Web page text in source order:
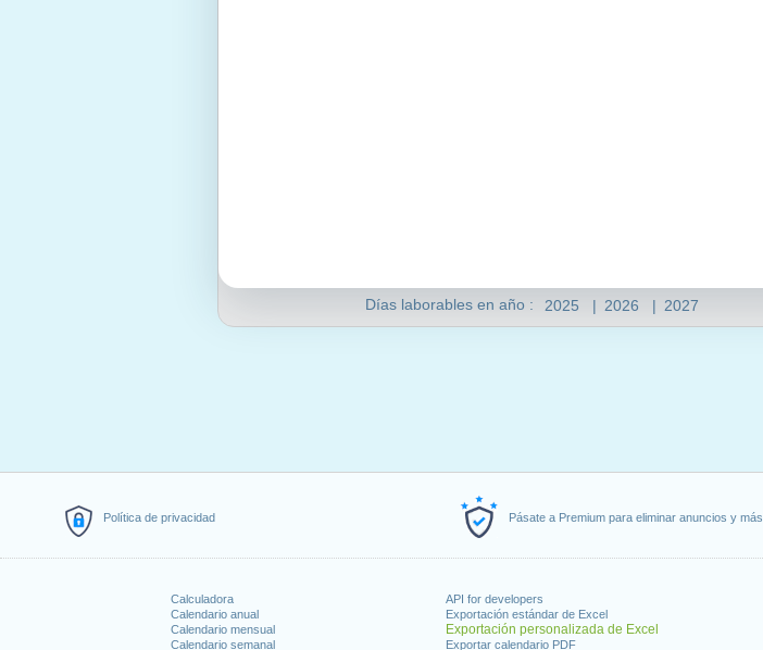
Política de privacidad Pásate a Premium para eliminar anuncios y más
Calculadora
Calendario anual
Calendario mensual
Calendario semanal
API for developers
Exportación estándar de Excel
Exportación personalizada de Excel
Exportar calendario PDF
Días laborables en año : 2025 | 2026 | 2027